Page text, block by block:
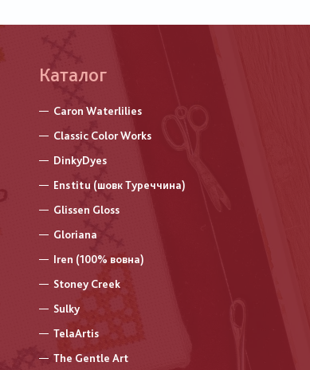
Каталог
Caron Waterlilies
Classic Color Works
DinkyDyes
Enstitu (шовк Туреччина)
Glissen Gloss
Gloriana
Iren (100% вовна)
Stoney Creek
Sulky
TelaArtis
The Gentle Art